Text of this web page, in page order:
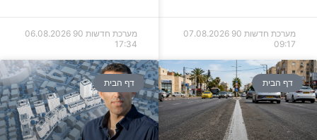
מערכת חדשות 90
07.08.2026
09:17
מערכת חדשות 90
06.08.2026
17:34
דף הבית דף הבית